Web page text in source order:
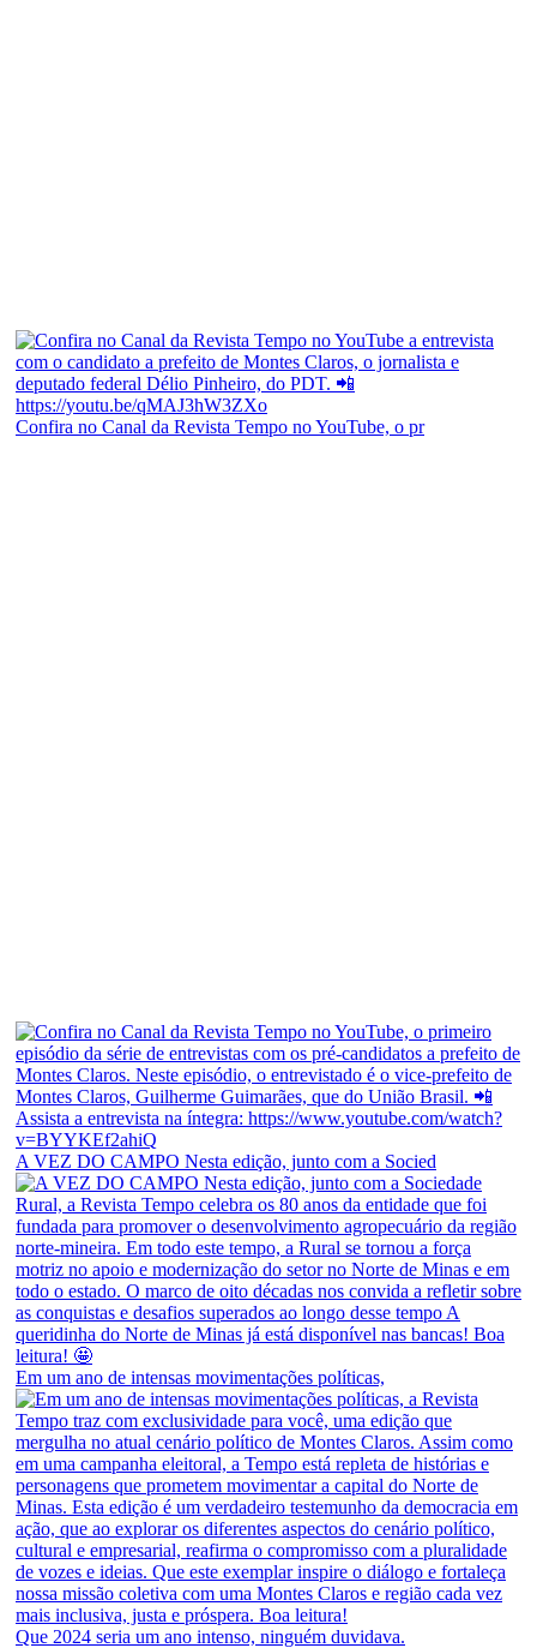
Confira no Canal da Revista Tempo no YouTube, o pr
A VEZ DO CAMPO Nesta edição, junto com a Socied
Em um ano de intensas movimentações políticas,
Que 2024 seria um ano intenso, ninguém duvidava.